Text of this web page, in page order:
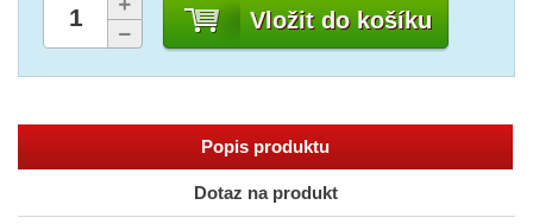
Vložit do košíku
Popis produktu
Dotaz na produkt